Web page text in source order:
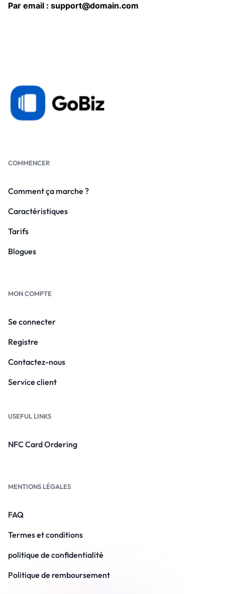
Par email : support@domain.com
COMMENCER
Comment ça marche ?
Caractéristiques
Tarifs
Blogues
MON COMPTE
Se connecter
Registre
Contactez-nous
Service client
USEFUL LINKS
NFC Card Ordering
MENTIONS LÉGALES
FAQ
Termes et conditions
politique de confidentialité
Politique de remboursement